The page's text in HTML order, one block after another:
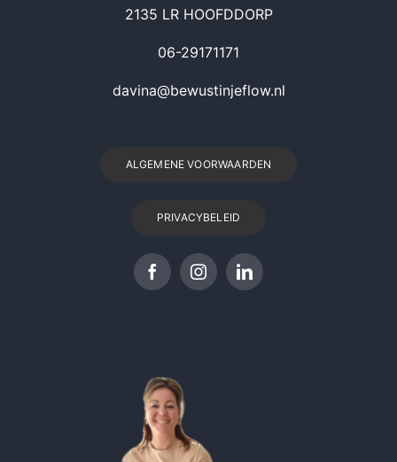
2135 LR HOOFDDORP
06-29171171
davina@bewustinjeflow.nl
ALGEMENE VOORWAARDEN
PRIVACYBELEID